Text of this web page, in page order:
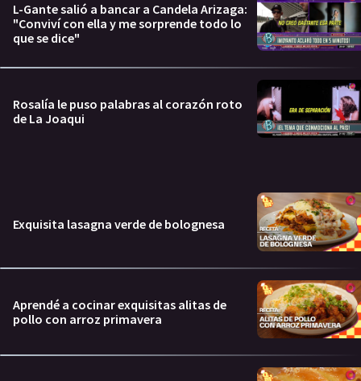
L-Gante salió a bancar a Candela Arizaga:
"Conviví con ella y me sorprende todo lo
que se dice"
Rosalía le puso palabras al corazón roto
de La Joaqui
Exquisita lasagna verde de bolognesa
Aprendé a cocinar exquisitas alitas de
pollo con arroz primavera